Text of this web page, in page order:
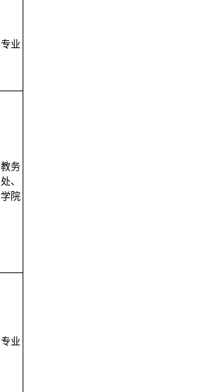
专业
教务
处、
学院
专业